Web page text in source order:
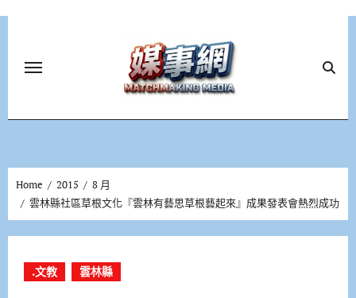
Home 2015
8 月
雲林縣社區草根文化『雲林有藝思草根藝起來』成果發表會熱烈成功
.文教 雲林縣